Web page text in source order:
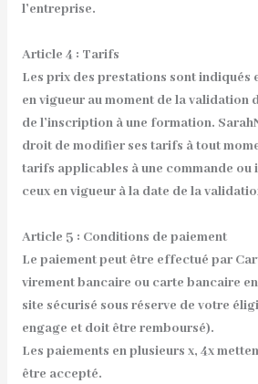
l’entreprise.
Article 4 : Tarifs
Les prix des prestations sont indiqués
en vigueur au moment de la validation
de l’inscription à une formation.
droit de modifier ses tarifs à tout
tarifs applicables à une commande
ceux en vigueur à la date de la
Article 5 : Conditions de paiement
Le paiement peut être effectué par
virement bancaire ou carte bancaire
site sécurisé sous réserve de votre
engage et doit être remboursé).
Les paiements en plusieurs x, 4x
être accepté.